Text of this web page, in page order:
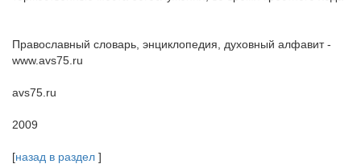
Православный словарь, энциклопедия, духовный алфавит -
www.avs75.ru
avs75.ru
2009
[назад в раздел ]